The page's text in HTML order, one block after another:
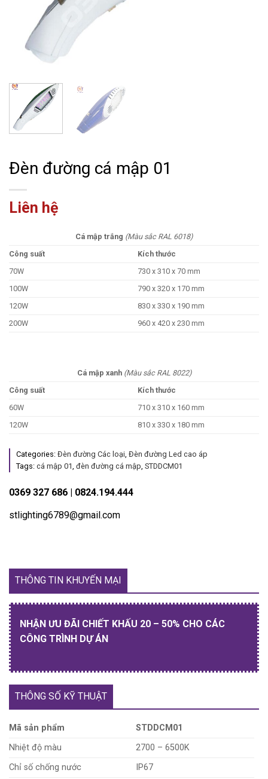
Đèn đường cá mập 01
Liên hệ
Cá mập trắng (Màu sắc RAL 6018)
Công suất
Kích thước
70W
730 x 310 x 70 mm
100W
790 x 320 x 170 mm
120W
830 x 330 x 190 mm
200W
960 x 420 x 230 mm
Cá mập xanh(Màu sắc RAL 8022)
Công suất
Kích thước
60W
710 x 310 x 160 mm
120W
810 x 330 x 180 mm
Categories: Đèn đường Các loại, Đèn đường Led cao áp
Tags: cá mập 01, đèn đường cá mập, STDDCM01
0369 327 686 | 0824.194.444
stlighting6789@gmail.com
THÔNG TIN KHUYẾN MẠI
NHẬN ƯU ĐÃI CHIẾT KHẤU 20 – 50% CHO CÁC
CÔNG TRÌNH DỰ ÁN
THÔNG SỐ KỸ THUẬT
Mã sản phẩm
STDDCM01
Nhiệt độ màu
2700 – 6500K
Chỉ số chống nước
IP67